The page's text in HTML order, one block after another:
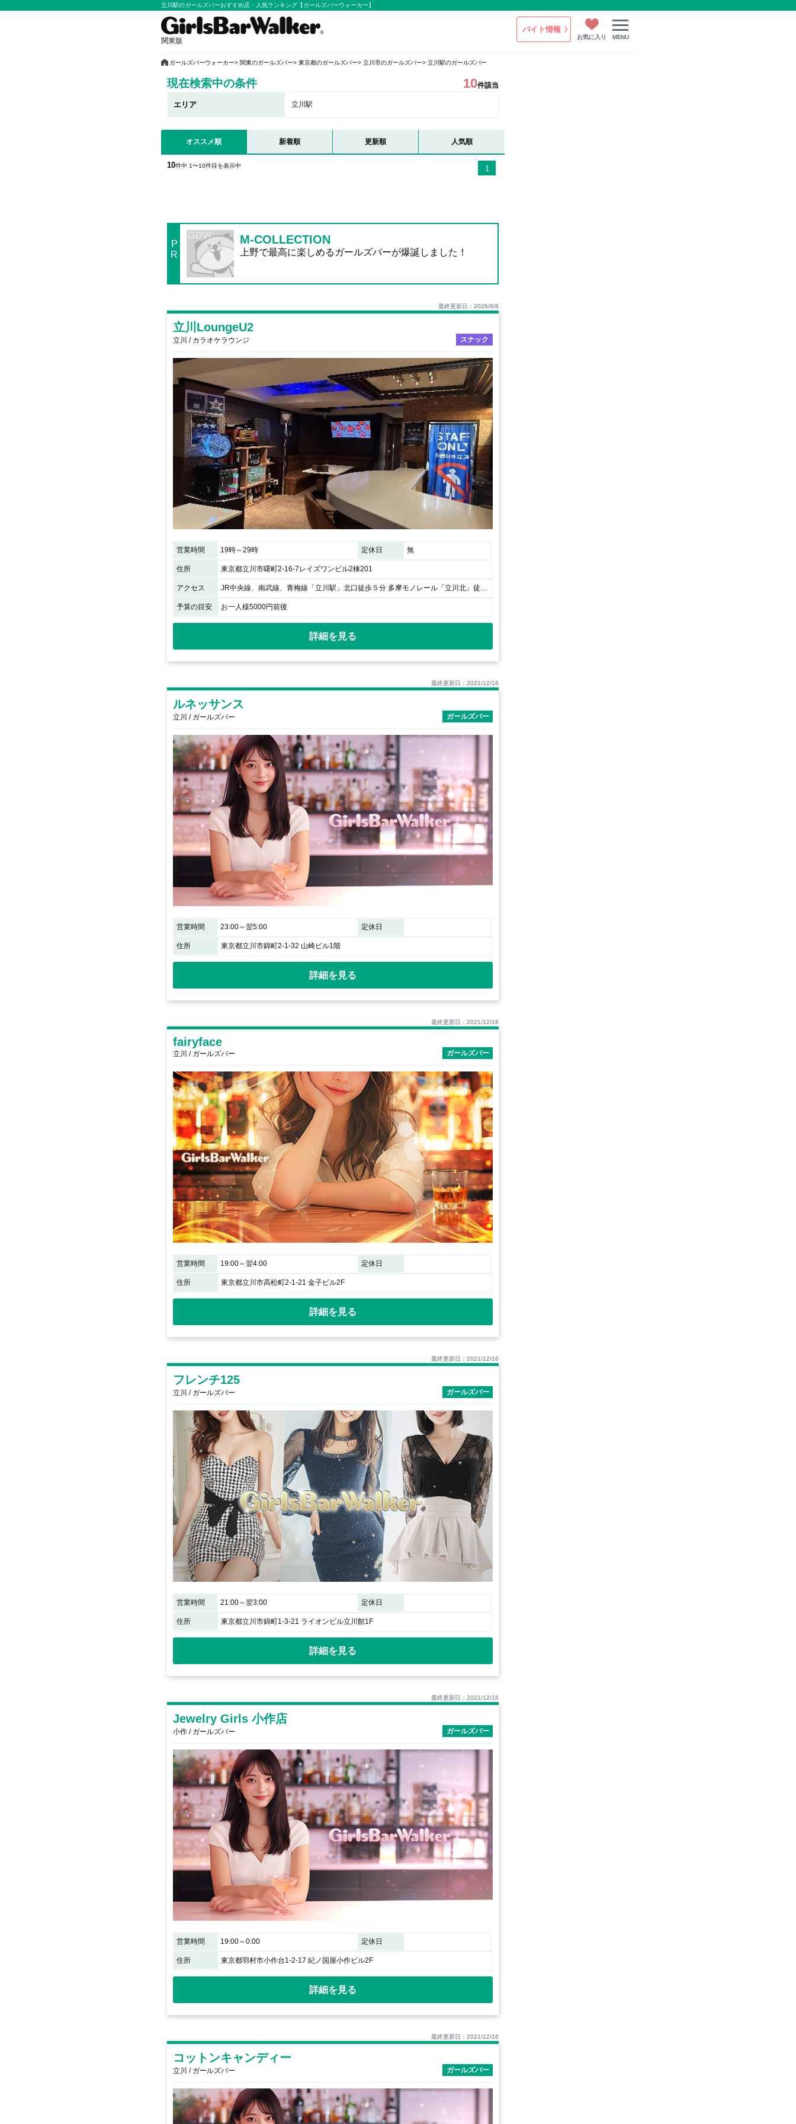
立川駅のガールズバーおすすめ店・人気ランキング【ガールズバーウォーカー】
関東版
バイト情報
お気に入り MENU
ガールズバーウォーカー 関東のガールズバー 東京都のガールズバー 立川市のガールズバー 立川駅のガールズバー
現在検索中の条件 10件該当
エリア 立川駅
オススメ順 新着順 更新順 人気順
10件中 1〜10件目を表示中 1
P
R
M-COLLECTION
上野で最高に楽しめるガールズバーが爆誕しました！
最終更新日：2026/8/8
立川LoungeU2
立川 / カラオケラウンジ スナック
営業時間 19時～29時 定休日 無
住所 東京都立川市曙町2-16-7レイズワンビル2棟201
アクセス JR中央線、南武線、青梅線「立川駅」北口徒歩５分 多摩モノレール「立川北」徒歩5分 / 立川駅北口無料案内所向かいの駐車場と隣接したビルの2階になります。
予算の目安 お一人様5000円前後
詳細を見る
最終更新日：2021/12/16
ルネッサンス
立川 / ガールズバー ガールズバー
営業時間 23:00～翌5:00 定休日
住所 東京都立川市錦町2-1-32 山崎ビル1階
詳細を見る
最終更新日：2021/12/16
fairyface
立川 / ガールズバー ガールズバー
営業時間 19:00～翌4:00 定休日
住所 東京都立川市高松町2-1-21 金子ビル2F
詳細を見る
最終更新日：2021/12/16
フレンチ125
立川 / ガールズバー ガールズバー
営業時間 21:00～翌3:00 定休日
住所 東京都立川市錦町1-3-21 ライオンビル立川館1F
詳細を見る
最終更新日：2021/12/16
Jewelry Girls 小作店
小作 / ガールズバー ガールズバー
営業時間 19:00～0:00 定休日
住所 東京都羽村市小作台1-2-17 紀ノ国屋小作ビル2F
詳細を見る
最終更新日：2021/12/16
コットンキャンディー
立川 / ガールズバー ガールズバー